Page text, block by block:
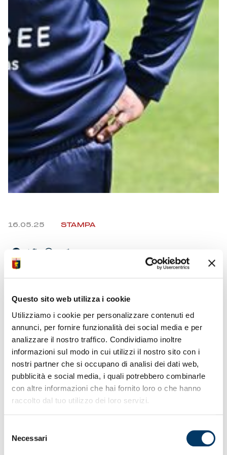
Questo sito web utilizza i cookie
Utilizziamo i cookie per personalizzare contenuti ed
annunci, per fornire funzionalità dei social media e per
analizzare il nostro traffico. Condividiamo inoltre
informazioni sul modo in cui utilizzi il nostro sito con i
nostri partner che si occupano di analisi dei dati web,
pubblicità e social media, i quali potrebbero combinarle
con altre informazioni che hai fornito loro o che hanno
raccolto dal tuo utilizzo dei loro servizi.
delNecessari
Summer Sale
Mare
Accessori
Party
Outlet
Helan x Genoa
Isolani x Genoa
16.05.25 STAMPA
Facebook
TwitterWhatsApp
VIDEO CONFERENZE
– MISTER VIEIRA
La conferenza del tecnico in vista della partita con